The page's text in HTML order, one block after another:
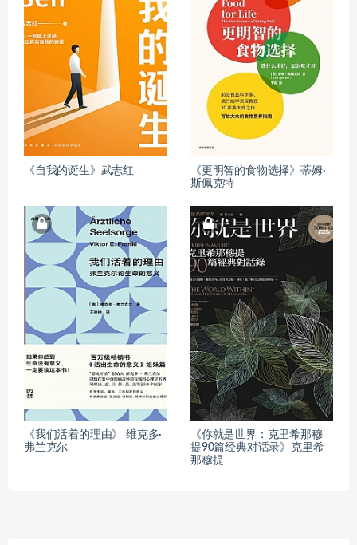
《自我的诞生》武志红
《更明智的食物选择》蒂姆·
斯佩克特
《我们活着的理由》 维克多·
弗兰克尔
《你就是世界：克里希那穆
提90篇经典对话录》克里希
那穆提